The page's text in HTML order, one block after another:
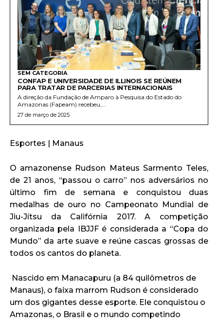
SEM CATEGORIA
CONFAP E UNIVERSIDADE DE ILLINOIS SE REÚNEM
PARA TRATAR DE PARCERIAS INTERNACIONAIS
A direção da Fundação de Amparo à Pesquisa do Estado do
Amazonas (Fapeam) recebeu,...
27 de março de 2025
Esportes | Manaus
O amazonense Rudson Mateus Sarmento Teles,
de 21 anos, “passou o carro” nos adversários no
último fim de semana e conquistou duas
medalhas de ouro no Campeonato Mundial de
Jiu-Jítsu da Califórnia 2017. A competição
organizada pela IBJJF é considerada a “Copa do
Mundo” da arte suave e reúne cascas grossas de
todos os cantos do planeta.
Nascido em Manacapuru (a 84 quilômetros de
Manaus), o faixa marrom Rudson é considerado
um dos gigantes desse esporte. Ele conquistou o
Amazonas, o Brasil e o mundo competindo